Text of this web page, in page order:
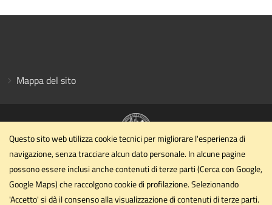
Mappa del sito
Dipartimento di Medicina Veterinaria
Università degli Studi di Perugia
Via San Costanzo, 4 - 06126 - PERUGIA
Questo sito web utilizza cookie tecnici per migliorare l'esperienza di
navigazione, senza tracciare alcun dato personale. In alcune pagine
possono essere inclusi anche contenuti di terze parti (Cerca con Google,
Google Maps) che raccolgono cookie di profilazione. Selezionando
'Accetto' si dà il consenso alla visualizzazione di contenuti di terze parti.